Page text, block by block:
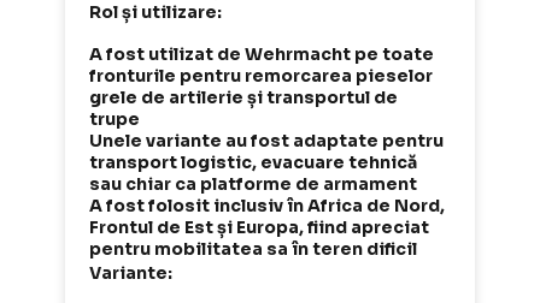
Rol și utilizare:
A fost utilizat de Wehrmacht pe toate
fronturile pentru remorcarea pieselor
grele de artilerie și transportul de
trupe
Unele variante au fost adaptate pentru
transport logistic, evacuare tehnică
sau chiar ca platforme de armament
A fost folosit inclusiv în Africa de Nord,
Frontul de Est și Europa, fiind apreciat
pentru mobilitatea sa în teren dificil
Variante: